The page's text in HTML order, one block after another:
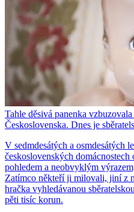
Tahle děsivá panenka
Československa. Dnes je
V sedmdesátých a osmdesátých
československých
pohledem a neobvyklým
Zatímco někteří ji milovali, jiní z
hračka vyhledávanou
pěti tisíc korun.